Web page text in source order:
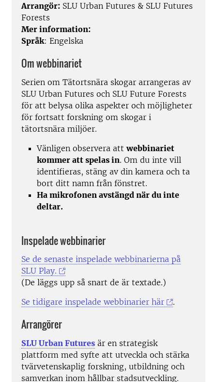
Arrangör: SLU Urban Futures & SLU Futures
Forests
Mer information:
Språk: Engelska
Om webbinariet
Serien om Tätortsnära skogar arrangeras av
SLU Urban Futures och SLU Future Forests
för att belysa olika aspekter och möjligheter
för fortsatt forskning om skogar i
tätortsnära miljöer.
Vänligen observera attwebbinariet
kommer att spelas in. Om du inte vill
identifieras, stäng av din kamera och ta
bort ditt namn från fönstret.
Ha mikrofonen avstängd när du inte
deltar.
Inspelade webbinarier
Se de senaste inspelade webbinarierna på
SLU Play.
(De läggs upp så snart de är textade.)
Se tidigare inspelade webbinarier här
.
Arrangörer
SLU Urban Futures är en strategisk
plattform med syfte att utveckla och stärka
tvärvetenskaplig forskning, utbildning och
samverkan inom hållbar stadsutveckling.